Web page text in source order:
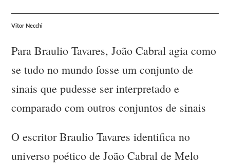
Vitor Necchi
Para Braulio Tavares, João Cabral agia como
se tudo no mundo fosse um conjunto de
sinais que pudesse ser interpretado e
comparado com outros conjuntos de sinais
O escritor Braulio Tavares identifica no
universo poético de João Cabral de Melo